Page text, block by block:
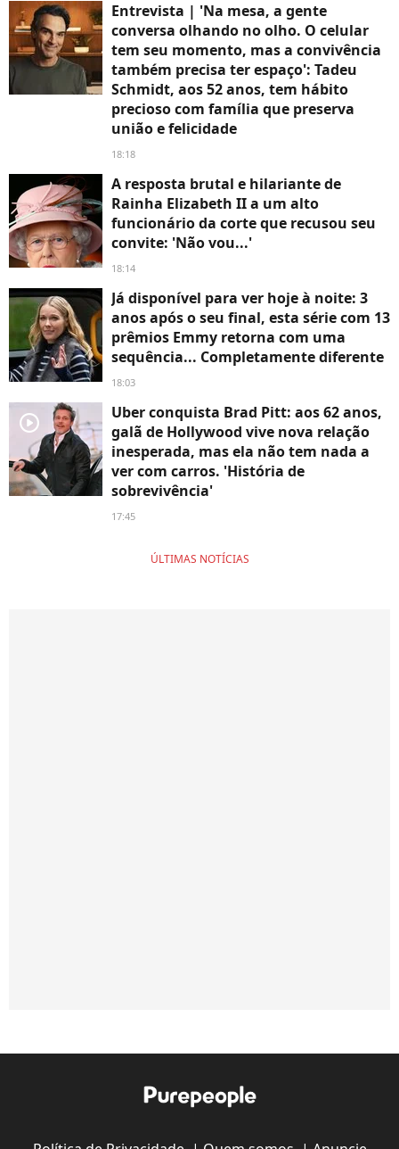
Entrevista | 'Na mesa, a gente
conversa olhando no olho. O celular
tem seu momento, mas a convivência
também precisa ter espaço': Tadeu
Schmidt, aos 52 anos, tem hábito
precioso com família que preserva
união e felicidade
18:18
A resposta brutal e hilariante de
Rainha Elizabeth II a um alto
funcionário da corte que recusou seu
convite: 'Não vou...'
18:14
Já disponível para ver hoje à noite: 3
anos após o seu final, esta série com 13
prêmios Emmy retorna com uma
sequência... Completamente diferente
18:03
player2
Uber conquista Brad Pitt: aos 62 anos,
galã de Hollywood vive nova relação
inesperada, mas ela não tem nada a
ver com carros. 'História de
sobrevivência'
17:45
ÚLTIMAS NOTÍCIAS